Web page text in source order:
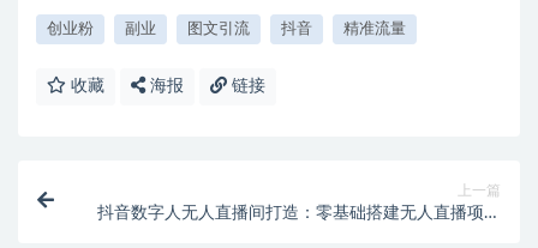
创业粉 副业 图文引流 抖音 精准流量
收藏 海报 链接
上一篇
抖音数字人无人直播间打造：零基础搭建无人直播项目